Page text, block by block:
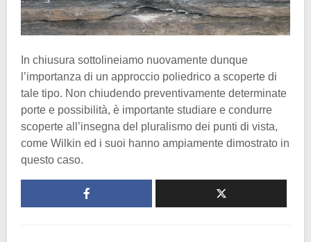
In chiusura sottolineiamo nuovamente dunque
l’importanza di un approccio poliedrico a scoperte di
tale tipo. Non chiudendo preventivamente determinate
porte e possibilità, è importante studiare e condurre
scoperte all’insegna del pluralismo dei punti di vista,
come Wilkin ed i suoi hanno ampiamente dimostrato in
questo caso.